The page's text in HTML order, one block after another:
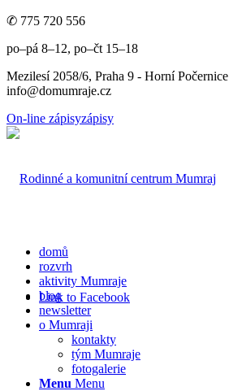
✆ 775 720 556
po–pá 8–12, po–čt 15–18
Mezilesí 2058/6, Praha 9 - Horní Počernice
info@domumraje.cz
On-line zápisyzápisy
Link to Facebook
domů
rozvrh
aktivity Mumraje
blog
newsletter
o Mumraji
kontakty
tým Mumraje
fotogalerie
Menu Menu